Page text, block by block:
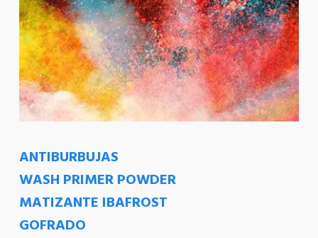
ANTIBURBUJAS
WASH PRIMER POWDER
MATIZANTE IBAFROST
GOFRADO